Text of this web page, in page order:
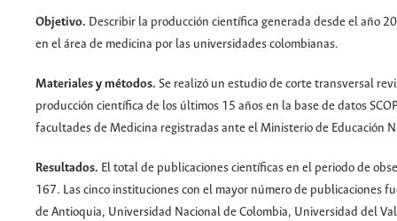
Objetivo. Describir la producción científica generada desde el año
en el área de medicina por las universidades colombianas.
Materiales y métodos. Se realizó un estudio de corte transversal
producción científica de los últimos 15 años en la base de datos
facultades de Medicina registradas ante el Ministerio de Educación
Resultados. El total de publicaciones científicas en el periodo de
167. Las cinco instituciones con el mayor número de publicaciones
de Antioquia, Universidad Nacional de Colombia, Universidad del